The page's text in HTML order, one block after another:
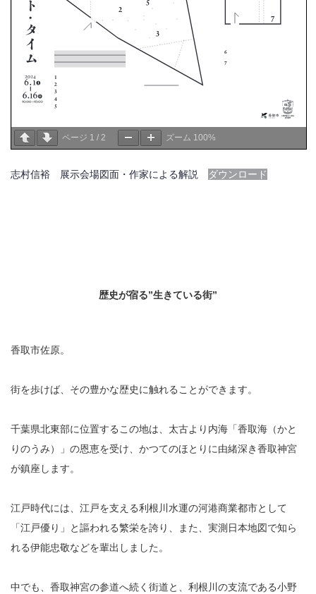
ページ 1 / 2 ズーム 100%
志村信裕 展示会場図面・作家による解説 ダウンロード
歴史が宿る”生きている街”
香取市佐原。
街を歩けば、その豊かな歴史に触れることができます。
千葉県北東部に位置するこの地は、太古より内海「香取海（かと
りのうみ）」の恩恵を受け、かつてのほとりに由緒深き香取神宮
が鎮座します。
江戸時代には、江戸を支える利根川水運の河港商業都市として
「江戸優り」と謳われる繁栄を誇り、また、実測日本地図で知ら
れる伊能忠敬などを輩出しました。
中でも、香取神宮の参道へ続く街道と、利根川の支流である小野